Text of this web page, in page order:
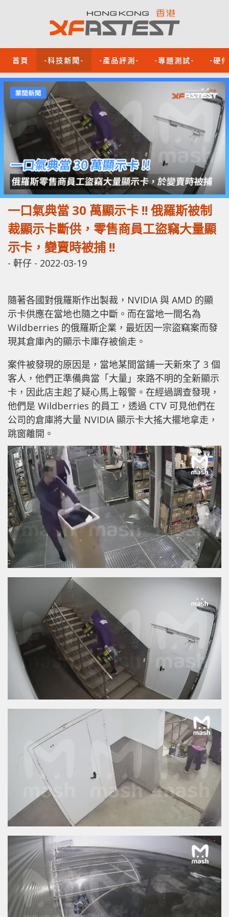
首頁 -科技新聞- -產品評測- -專題測試- -硬
一口氣典當 30 萬顯示卡 !! 俄羅斯被制
裁顯示卡斷供，零售商員工盜竊大量顯
示卡，變賣時被捕 !!
- 軒仔 - 2022-03-19
隨著各國對俄羅斯作出製裁，NVIDIA 與 AMD 的顯
示卡供應在當地也隨之中斷。而在當地一間名為
Wildberries 的俄羅斯企業，最近因一宗盜竊案而發
現其倉庫內的顯示卡庫存被偷走。
案件被發現的原因是，當地某間當鋪一天新來了 3 個
客人，他們正準備典當「大量」來路不明的全新顯示
卡，因此店主起了疑心馬上報警。在經過調查發現，
他們是 Wildberries 的員工，透過 CTV 可見他們在
公司的倉庫將大量 NVIDIA 顯示卡大搖大擺地拿走，
跳窗離開。